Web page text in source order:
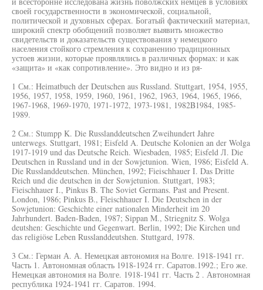
своей государственности в экономической, социальной,
политической и духовных сферах. Богатый фактический материал,
широкий спектр обобщений позволяет выявить множество
свидетельств и доказательств существования у немецкого
населения стойкого стремления к сохранению традиционных
устоев жизни, которые проявлялись в различных формах: и как
«защита» и «как сопротивление». Это видно и из ря-
1 См.: Heimatbuch der Deutschen aus Russland. Stuttgart, 1954, 1955,
1956, 1957, 1958, 1959, 1960, 1961, 1962, 1963, 1964, 1965, 1966,
1967-1968, 1969-1970, 1971-1972, 1973-1981, 1982B1984, 1985-
1989.
2 См.: Stumpp K. Die Russlanddeutschen Zweihundert Jahre
unterwegs. Stuttgart, 1981; Eisfeld A. Deutsche Kolonien an der Wolga
1917-1919 und das Deutsche Reich. Wiesbaden, 1985; Eisfeld Л. Die
Deutschen in Russland und in der Sowjetunion. Wien, 1986; Eisfeld A.
Die Russlanddeutschen. München, 1992; Fieischhauer I. Das Dritte
Reich und die deutschen in der Sowjetunion. Stuttgart, 1983;
Fieischhauer I., Pinkus B. The Soviet Germans. Past and Present.
London, 1986; Pinkus В., Fleischhauer I. Die Deutschen in der
Sowjetunion: Geschichte einer nationalen Minderheit im 20
Jahrhundert. Baden-Baden, 1987; Sippan M., Striegnitz S. Wolga
deutshen: Geschichte und Gegenwart. Berlin, 1992; Die Kirchen und
das religiöse Leben Russlanddeutshen. Stuttgard, 1978.
3 См.: Герман А. А. Немецкая автономия на Волге. 1918-1941 гг.
Часть 1. Автономная область 1918-1924 гг. Саратов.1992.; Его же.
Немецкая автономия на Волге. 1918-1941 гг. Часть 2 . Автономная
республика 1924-1941 гг. Саратов. 1994.